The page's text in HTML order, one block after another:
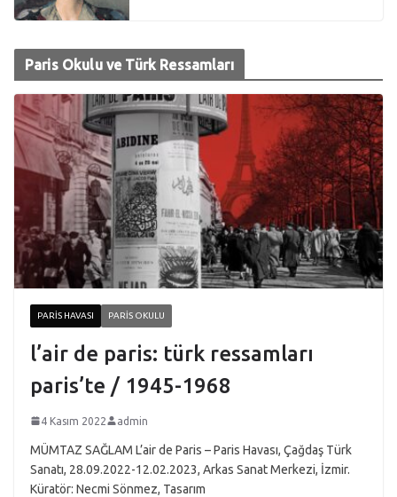
Paris Okulu ve Türk Ressamları
PARIS HAVASI PARIS OKULU
l’air de paris: türk ressamları
paris’te / 1945-1968
4 Kasım 2022 admin
MÜMTAZ SAĞLAM L’air de Paris – Paris Havası, Çağdaş Türk
Sanatı, 28.09.2022-12.02.2023, Arkas Sanat Merkezi, İzmir.
Küratör: Necmi Sönmez, Tasarım